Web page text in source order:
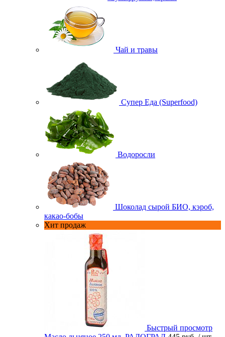
Чай и травы
Супер Еда (Superfood)
Водоросли
Шоколад сырой БИО, кэроб,
какао-бобы
Хит продаж
Быстрый просмотр